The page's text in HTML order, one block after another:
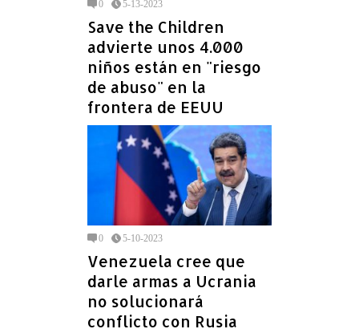
0 5-13-2023
Save the Children
advierte unos 4.000
niños están en "riesgo
de abuso" en la
frontera de EEUU
0 5-10-2023
Venezuela cree que
darle armas a Ucrania
no solucionará
conflicto con Rusia